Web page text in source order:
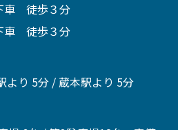
車 徒歩３分
車 徒歩３分
より 5分 / 蔵本駅より 5分